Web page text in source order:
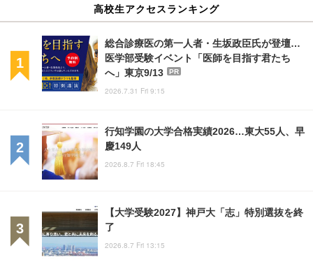
高校生アクセスランキング
総合診療医の第一人者・生坂政臣氏が登壇…
医学部受験イベント「医師を目指す君たち
へ」東京9/13
PR
2026.7.31 Fri 9:15
行知学園の大学合格実績2026…東大55人、早
慶149人
2026.8.7 Fri 18:45
【大学受験2027】神戸大「志」特別選抜を終
了
2026.8.7 Fri 13:15